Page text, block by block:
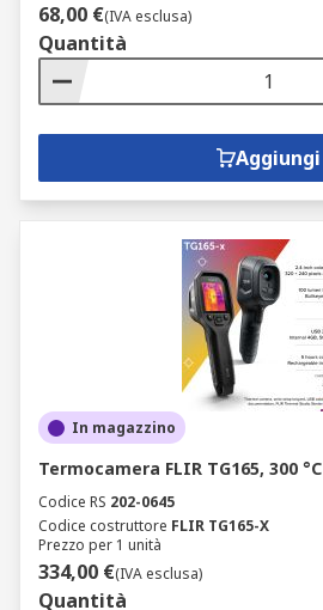
68,00 €(IVA esclusa)
Quantità
Aggiungi
In magazzino
Termocamera FLIR TG165, 300 °C
Codice RS 202-0645
Codice costruttore FLIR TG165-X
Prezzo per 1 unità
334,00 €(IVA esclusa)
Quantità